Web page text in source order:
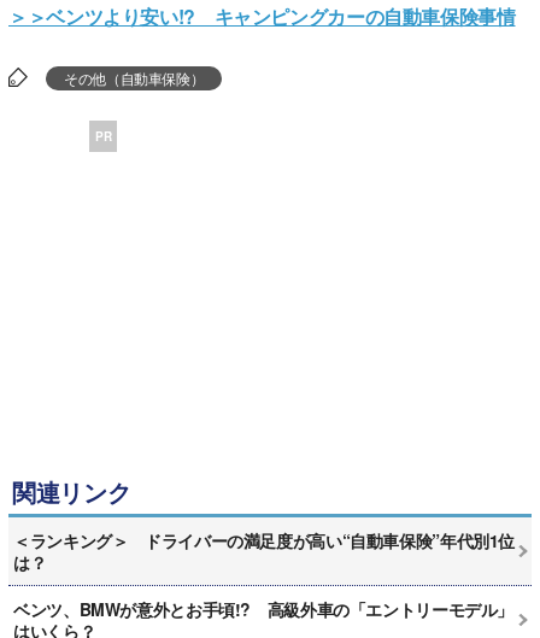
＞＞ベンツより安い!? キャンピングカーの自動車保険事情
その他（自動車保険）
PR
関連リンク
＜ランキング＞ ドライバーの満足度が高い“自動車保険”年代別1位
は？
ベンツ、BMWが意外とお手頃!? 高級外車の「エントリーモデル」
はいくら？